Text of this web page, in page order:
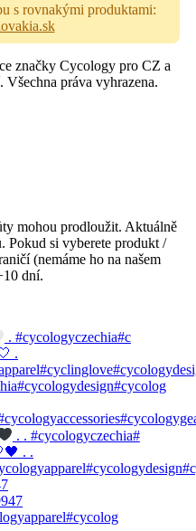
s rovnakými produktami:
značky Cycology pro CZ a
práva vyhrazena.
mohou prodloužit. Aktuálně
Pokud si vyberete produkt /
(nemáme ho na našem
dní.
. #cycologyczechia#c
. . #cycologyczechia#